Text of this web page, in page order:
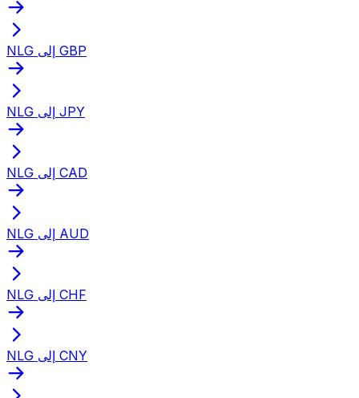
NLG إلى GBP
NLG إلى JPY
NLG إلى CAD
NLG إلى AUD
NLG إلى CHF
NLG إلى CNY